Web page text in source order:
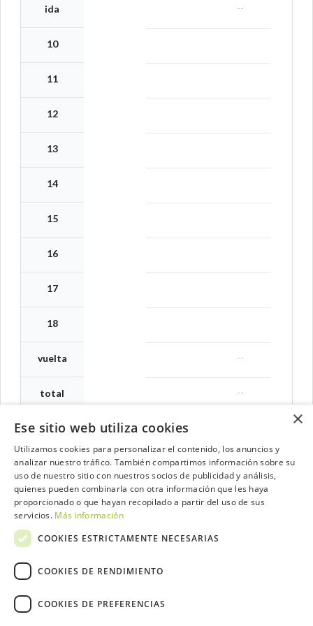
ida
10
11
12
13
14
15
16
17
18
vuelta
total
--
--
--
Contacta con el equipo de NextCaddy
Opina Contacta
×
Ese sitio web utiliza cookies
Utilizamos cookies para personalizar el contenido, los anuncios y
analizar nuestro tráfico. También compartimos información sobre su
uso de nuestro sitio con nuestros socios de publicidad y análisis,
quienes pueden combinarla con otra información que les haya
proporcionado o que hayan recopilado a partir del uso de sus
servicios. Más información
COOKIES ESTRICTAMENTE NECESARIAS
COOKIES DE RENDIMIENTO
COOKIES DE PREFERENCIAS